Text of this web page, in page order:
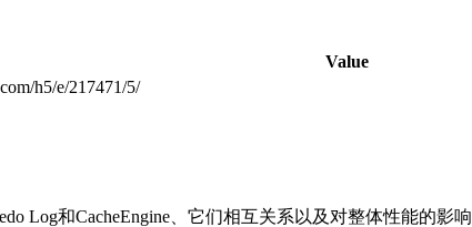
Value
h5/e/217471/5/
Log和CacheEngine、它们相互关系以及对整体性能的影响